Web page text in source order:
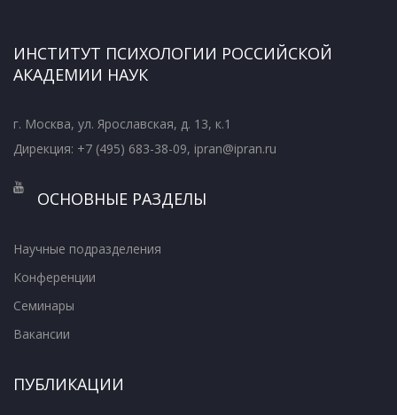
ИНСТИТУТ ПСИХОЛОГИИ РОССИЙСКОЙ
АКАДЕМИИ НАУК
г. Москва, ул. Ярославская, д. 13, к.1
Дирекция: +7 (495) 683-38-09, ipran@ipran.ru
ОСНОВНЫЕ РАЗДЕЛЫ
Научные подразделения
Конференции
Семинары
Вакансии
ПУБЛИКАЦИИ